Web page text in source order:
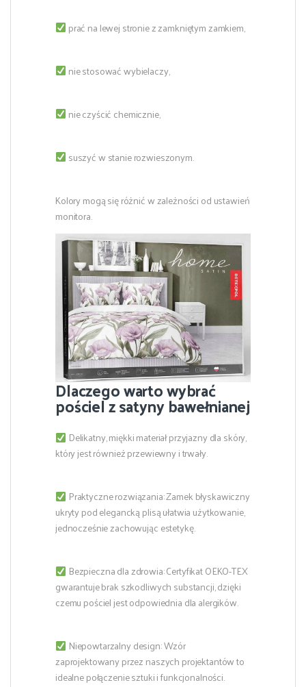
prać na lewej stronie z zamkniętym zamkiem,
nie stosować wybielaczy,
nie czyścić chemicznie,
suszyć w stanie rozwieszonym.
Kolory mogą się różnić w zależności od ustawień
monitora.
Dlaczego warto wybrać
pościel z satyny bawełnianej
Delikatny, miękki materiał przyjazny dla skóry,
który jest również przewiewny i trwały.
Praktyczne rozwiązania: Zamek błyskawiczny
ukryty pod elegancką plisą ułatwia użytkowanie,
jednocześnie zachowując estetykę.
Bezpieczna dla zdrowia: Certyfikat OEKO-TEX
gwarantuje brak szkodliwych substancji, dzięki
czemu pościel jest odpowiednia dla alergików.
Niepowtarzalny design: Wzór
zaprojektowany przez naszych projektantów to
idealne połączenie sztuki i funkcjonalności.